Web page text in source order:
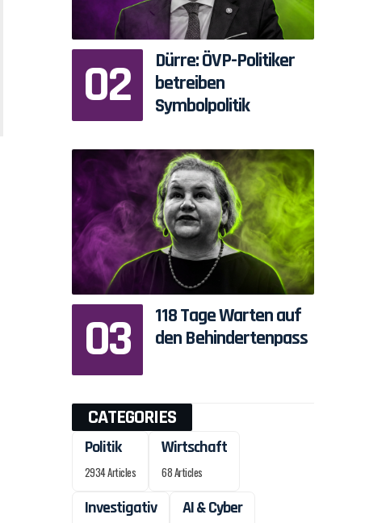
Dürre: ÖVP-Politiker
betreiben
Symbolpolitik
118 Tage Warten auf
den Behindertenpass
CATEGORIES
Politik
2934 Articles
Wirtschaft
68 Articles
Investigativ AI & Cyber